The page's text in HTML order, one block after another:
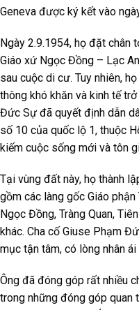
Geneva được ký kết vào
Ngày 2.9.1954, họ đặt chân
Giáo xứ Ngọc Đồng – Lạc
sau cuộc di cư. Tuy nhiên,
thông khó khăn và kinh tế
Đức Sự đã quyết định dẫn
số 10 của quốc lộ 1, thuộc
kiếm cuộc sống mới và tôn
Tại vùng đất này, họ thành
gồm các làng gốc Giáo
Ngọc Đồng, Tràng Quan,
khác. Cha cố Giuse Phạm
mục tận tâm, có lòng nhân
Ông đã đóng góp rất nhiều
trong những đóng góp quan